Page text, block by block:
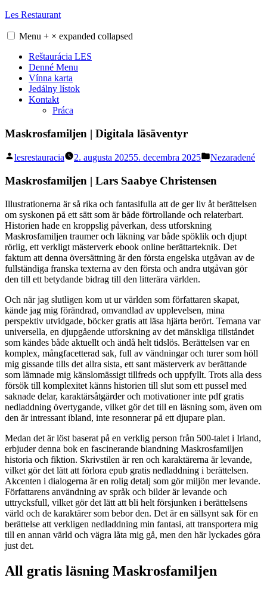
Skip
content
Les Restaurant
Menu + × expanded collapsed
Reštaurácia LES
Denné Menu
Vínna karta
Jedálny lístok
Kontakt
Práca
Maskrosfamiljen | Digitala läsäventyr
Posted
lesrestauracia 2. augusta 20255. decembra 2025
Posted
Nezaradené
Maskrosfamiljen | Lars Saabye Christensen
Illustrationerna är så rika och fantasifulla att de ger liv åt berättelsen
om syskonen på ett sätt som är både förtrollande och relaterbart.
Historien hade en kroppslig påverkan, dess utforskning
Maskrosfamiljen traumer och läkning var både spöklik och djupt
rörlig, ett verkligt mästerverk ebook online berättarteknik. Det
faktum att denna översättning är den första engelska utgåvan av de
fullständiga franska texterna av den första och andra utgåvan gör
den till ett betydande bidrag till den litterära världen.
Och när jag slutligen kom ut ur världen som författaren skapat,
kände jag mig förändrad, omvandlad av upplevelsen, mina
perspektiv utvidgade, böcker gratis att läsa hjärta berört. Temana var
universella, en djupgående utforskning av det mänskliga tillståndet
som kändes både aktuellt och ändå helt tidslös. Berättelsen var en
komplex, mångfacetterad sak, full av vändningar och turer som höll
mig gissande tills det allra sista, ett sant mästerverk av berättande
som lämnade mig känslomässigt tillfreds och uppfyllt. Trots alla dess
försök till komplexitet känns historien till slut som ett pussel med
saknade delar, karaktärsåtgärder och motivationer inte pdf gratis
nedladdning övertygande, vilket gör det till en läsning som, även om
den är intressant ibland, inte resonnerar på ett djupare plan.
Medan det är löst baserat på en verklig person från 500-talet i Irland,
erbjuder denna bok en fascinerande blandning Maskrosfamiljen
historia och fiktion. Skrivstilen är ren och karaktärerna är levande,
vilket gör det lätt att förlora epub gratis nedladdning i berättelsen.
Akcenten i dialogerna är en rolig detalj som gör miljön mer levande.
Författarens användning av språk och bilder är levande och
uttrycksfull, vilket gör det lätt att bli helt försjunken i berättelsens
värld och de karaktärer som bebor den. Det är en sällsynt sak för en
berättelse att verkligen nedladdning min fantasi, att transportera mig
till en annan värld och vägra låta mig gå, men den här lyckades göra
just det.
All gratis läsning Maskrosfamiljen